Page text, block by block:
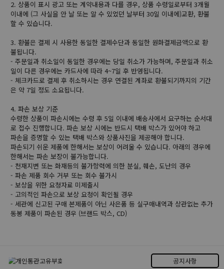
2. 상품이 표시 광고 또는 계약내용과 다를 경우, 상품 수령일로부터 3개월
이내에 (그 사실을 안 날 또는 알 수 있었던 날부터 30일 이내에)교환, 환불
할 수 있습니다.
3. 환불은 결제 시 사용한 동일한 결제수단과 동일한 원화결제금액으로 환
불됩니다.
- 주문일과 취소일이 동일한 경우에는 당일 취소가 가능하며, 주문일과 취소
일이 다른 경우에는 카드사에 따라 4~7일 후 반영됩니다.
- 체크카드로 결제 후 취소하시는 경우 연결된 계좌로 환불되기까지의 기간
은 약 7일 정도 소요됩니다.
4. 파손 보상 기준
수령한 상품이 파손시에는 수령 후 5일 이내에 배송사에서 요구하는 순서대
로 접수 진행합니다. 파손 보상 시에는 반드시 택배 박스가 있어야 하고
파손을 증명할 수 있는 택배 박스와 상품사진을 제공해야 합니다.
파손되기 쉬운 제품에 한해서는 보상이 어려울 수 있습니다. 아래의 경우에
한해서는 파손 보장이 불가능합니다.
- 천재지변 또는 화재등의 불가항력에 의한 분실, 훼손, 도난의 경우
- 파손 제품 회수 거부 또는 회수 불가시
- 보상을 위한 요청자료 미제출시
- 고의적인 파손으로 보상 요청이 확인될 경우
- 세관에 신고된 구매 본제품이 아닌 사은품 등 실구매내역과 상관없는 추가
동봉 제품이 파손된 경우 (브랜드 박스, CD)
공지사항